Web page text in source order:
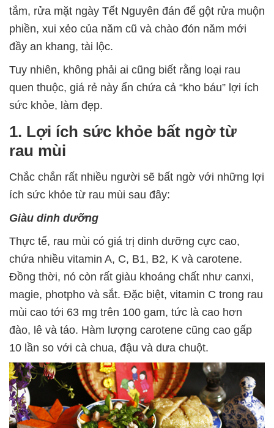
tắm, rửa mặt ngày Tết Nguyên đán để gột rửa muộn
phiền, xui xẻo của năm cũ và chào đón năm mới
đầy an khang, tài lộc.
Tuy nhiên, không phải ai cũng biết rằng loại rau
quen thuộc, giá rẻ này ẩn chứa cả “kho báu” lợi ích
sức khỏe, làm đẹp.
1. Lợi ích sức khỏe bất ngờ từ
rau mùi
Chắc chắn rất nhiều người sẽ bất ngờ với những lợi
ích sức khỏe từ rau mùi sau đây:
Giàu dinh dưỡng
Thực tế, rau mùi có giá trị dinh dưỡng cực cao,
chứa nhiều vitamin A, C, B1, B2, K và carotene.
Đồng thời, nó còn rất giàu khoáng chất như canxi,
magie, photpho và sắt. Đặc biệt, vitamin C trong rau
mùi cao tới 63 mg trên 100 gam, tức là cao hơn
đào, lê và táo. Hàm lượng carotene cũng cao gấp
10 lần so với cà chua, đậu và dưa chuột.